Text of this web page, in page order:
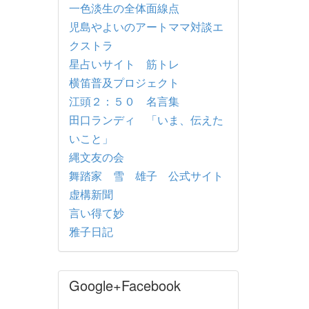
一色淡生の全体面線点
児島やよいのアートママ対談エ
クストラ
星占いサイト 筋トレ
横笛普及プロジェクト
江頭２：５０ 名言集
田口ランディ 「いま、伝えた
いこと」
縄文友の会
舞踏家 雪 雄子 公式サイト
虚構新聞
言い得て妙
雅子日記
Google+Facebook